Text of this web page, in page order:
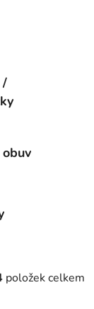
/
položek celkem